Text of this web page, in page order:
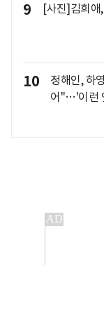
9 [사진]김희애
10
정해인, 하
어"…'이런